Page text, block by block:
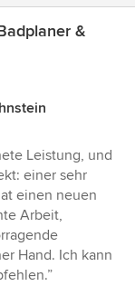
&
Leistung, und
einer sehr
einen neuen
Arbeit,
Hand. Ich kann